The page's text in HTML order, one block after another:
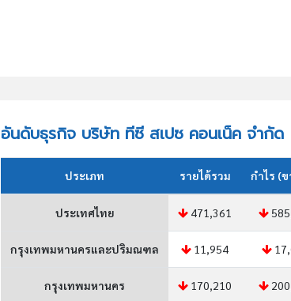
อันดับธุรกิจ บริษัท ทีซี สเปซ คอนเน็ค จำกัด
ประเภท รายได้รวม กำไร (
ประเทศไทย 471,361
กรุงเทพมหานครและปริมณฑล 11,954
กรุงเทพมหานคร 170,210